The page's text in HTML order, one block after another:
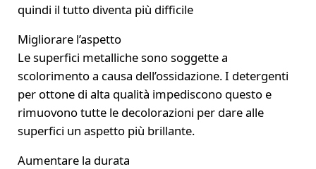
quindi il tutto diventa più difficile
Migliorare l’aspetto
Le superfici metalliche sono soggette a
scolorimento a causa dell’ossidazione. I detergenti
per ottone di alta qualità impediscono questo e
rimuovono tutte le decolorazioni per dare alle
superfici un aspetto più brillante.
Aumentare la durata